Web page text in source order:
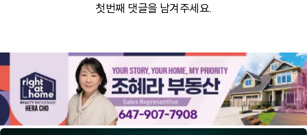
첫번째 댓글을 남겨주세요.